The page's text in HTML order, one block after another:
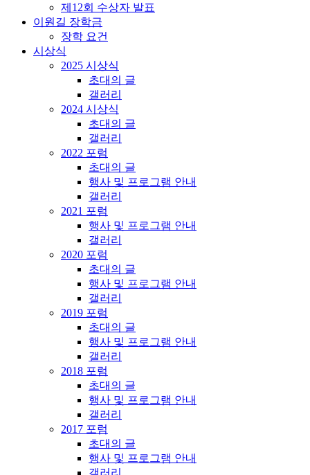
제12회 수상자 발표
이원길 장학금
장학 요건
시상식
2025 시상식
초대의 글
갤러리
2024 시상식
초대의 글
갤러리
2022 포럼
초대의 글
행사 및 프로그램 안내
갤러리
2021 포럼
행사 및 프로그램 안내
갤러리
2020 포럼
초대의 글
행사 및 프로그램 안내
갤러리
2019 포럼
초대의 글
행사 및 프로그램 안내
갤러리
2018 포럼
초대의 글
행사 및 프로그램 안내
갤러리
2017 포럼
초대의 글
행사 및 프로그램 안내
갤러리